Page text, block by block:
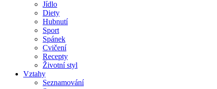
Jídlo
Diety
Hubnutí
Sport
Spánek
Cvičení
Recepty
Životní styl
Vztahy
Seznamování